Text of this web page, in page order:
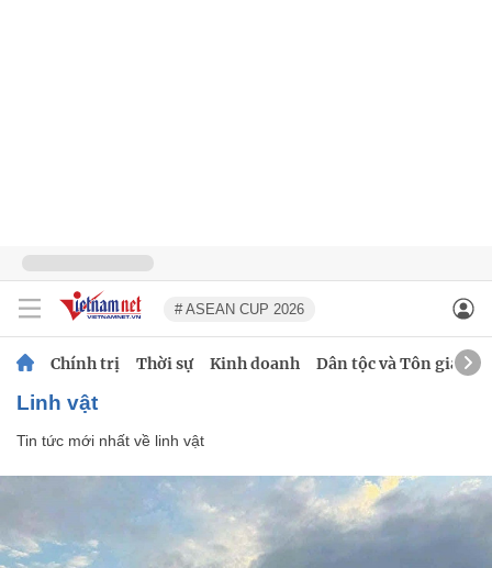
# ASEAN CUP 2026
Chính trị Thời sự Kinh doanh Dân tộc và Tôn giáo
linh vật
Tin tức mới nhất về linh vật